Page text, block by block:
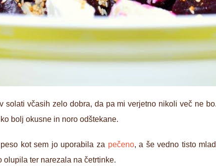
solati včasih zelo dobra, da pa mi verjetno nikoli več ne
bolj okusne in noro odštekane.
kot sem jo uporabila za pečeno, a še vedno tisto
olupila ter narezala na četrtinke.